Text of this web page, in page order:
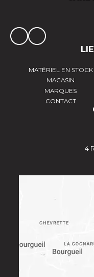
MATÉRIEL EN STOCK
MAGASIN
MARQUES
CONTACT
4